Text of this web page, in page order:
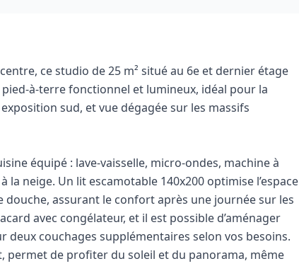
ce studio de 25 m² situé au 6e et dernier étage
fonctionnel et lumineux, idéal pour la
sud, et vue dégagée sur les massifs
équipé : lave‑vaisselle, micro‑ondes, machine à
la neige. Un lit escamotable 140x200 optimise l’espace
douche, assurant le confort après une journée sur les
avec congélateur, et il est possible d’aménager
deux couchages supplémentaires selon vos besoins.
permet de profiter du soleil et du panorama, même